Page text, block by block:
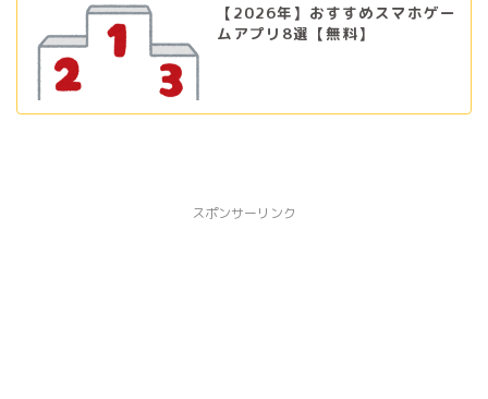
【2026年】おすすめスマホゲー
ムアプリ8選【無料】
スポンサーリンク